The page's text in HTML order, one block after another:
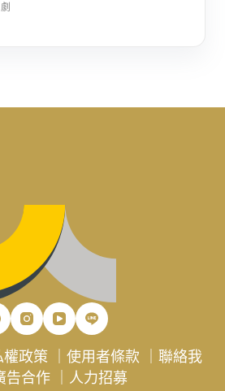
權政策 ｜使用者條款 ｜聯絡我
告合作｜ 人力招募